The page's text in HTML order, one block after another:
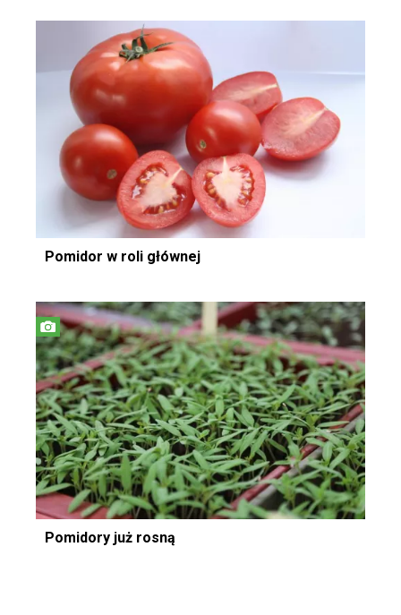
Pomidor w roli głównej
Pomidory już rosną